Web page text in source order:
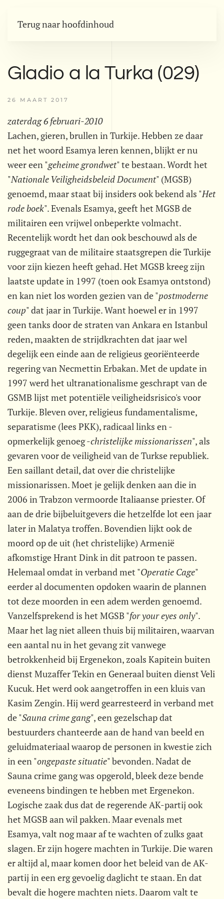
Terug naar hoofdinhoud
Gladio a la Turka (029)
26 MAART 2017
zaterdag 6 februari-2010
Lachen, gieren, brullen in Turkije. Hebben ze daar
net het woord Esamya leren kennen, blijkt er nu
weer een "geheime grondwet" te bestaan. Wordt het
"Nationale Veiligheidsbeleid Document" (MGSB)
genoemd, maar staat bij insiders ook bekend als "Het
rode boek". Evenals Esamya, geeft het MGSB de
militairen een vrijwel onbeperkte volmacht.
Recentelijk wordt het dan ook beschouwd als de
ruggegraat van de militaire staatsgrepen die Turkije
voor zijn kiezen heeft gehad. Het MGSB kreeg zijn
laatste update in 1997 (toen ook Esamya ontstond)
en kan niet los worden gezien van de "postmoderne
coup" dat jaar in Turkije. Want hoewel er in 1997
geen tanks door de straten van Ankara en Istanbul
reden, maakten de strijdkrachten dat jaar wel
degelijk een einde aan de religieus georiënteerde
regering van Necmettin Erbakan. Met de update in
1997 werd het ultranationalisme geschrapt van de
GSMB lijst met potentiële veiligheidsrisico's voor
Turkije. Bleven over, religieus fundamentalisme,
separatisme (lees PKK), radicaal links en -
opmerkelijk genoeg -christelijke missionarissen", als
gevaren voor de veiligheid van de Turkse republiek.
Een saillant detail, dat over die christelijke
missionarissen. Moet je gelijk denken aan die in
2006 in Trabzon vermoorde Italiaanse priester. Of
aan de drie bijbeluitgevers die hetzelfde lot een jaar
later in Malatya troffen. Bovendien lijkt ook de
moord op de uit (het christelijke) Armenië
afkomstige Hrant Dink in dit patroon te passen.
Helemaal omdat in verband met "Operatie Cage"
eerder al documenten opdoken waarin de plannen
tot deze moorden in een adem werden genoemd.
Vanzelfsprekend is het MGSB "for your eyes only".
Maar het lag niet alleen thuis bij militairen, waarvan
een aantal nu in het gevang zit vanwege
betrokkenheid bij Ergenekon, zoals Kapitein buiten
dienst Muzaffer Tekin en Generaal buiten dienst Veli
Kucuk. Het werd ook aangetroffen in een kluis van
Kasim Zengin. Hij werd gearresteerd in verband met
de "Sauna crime gang", een gezelschap dat
bestuurders chanteerde aan de hand van beeld en
geluidmateriaal waarop de personen in kwestie zich
in een "ongepaste situatie" bevonden. Nadat de
Sauna crime gang was opgerold, bleek deze bende
eveneens bindingen te hebben met Ergenekon.
Logische zaak dus dat de regerende AK-partij ook
het MGSB aan wil pakken. Maar evenals met
Esamya, valt nog maar af te wachten of zulks gaat
slagen. Er zijn hogere machten in Turkije. Die waren
er altijd al, maar komen door het beleid van de AK-
partij in een erg gevoelig daglicht te staan. En dat
bevalt die hogere machten niets. Daarom valt te